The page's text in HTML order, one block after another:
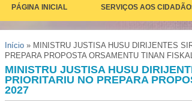
PÁGINA INICIAL SERVIÇOS AOS
Você está aqui
Início » MINISTRU JUSTISA HUSU DIRIJENTES
PREPARA PROPOSTA ORSAMENTU TINAN
MINISTRU JUSTISA HUSU
PRIORITARIU NO PREPARA
2027